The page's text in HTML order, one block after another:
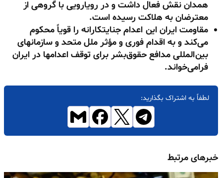
همدان نقش فعال داشت و در رویارویی با گروهی از
معترضان به هلاکت رسیده است.
مقاومت ایران این اعدام جنایتکارانه را قویاً محکوم
می‌کند و به اقدام فوری و مؤثر ملل متحد و سازمانهای
بین‌المللی مدافع حقوق‌بشر برای توقف اعدامها در ایران
فرامی‌خواند.
لطفاً به اشتراک بگذارید:
خبرهای مرتبط